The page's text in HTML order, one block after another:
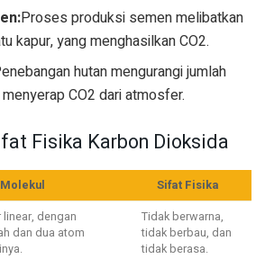
Proses produksi semen melibatkan
kapur, yang menghasilkan CO2.
hutan mengurangi jumlah
CO2 dari atmosfer.
Fisika Karbon Dioksida
Sifat Fisika
linear, dengan
dan dua atom
Tidak berwarna,
tidak berbau, dan
tidak berasa.